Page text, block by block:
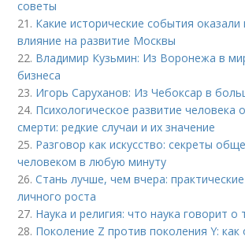
советы
21. Какие исторические события
влияние на развитие Москвы
22. Владимир Кузьмин: Из Воронежа в
бизнеса
23. Игорь Саруханов: Из Чебоксар в
24. Психологическое развитие человека
смерти: редкие случаи и их значение
25. Разговор как искусство: секреты
человеком в любую минуту
26.Стань лучше, чем вчера:
личного роста
27. Наука и религия: что наука говорит о
28. Поколение Z против поколения Y: